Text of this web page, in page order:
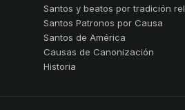
Santos y beatos por tradición
Santos Patronos por Causa
Santos de América
Causas de Canonización
Historia